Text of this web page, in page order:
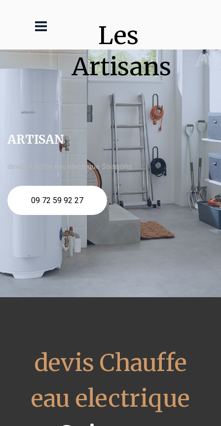
Les
Artisans
ARTISAN
devis Chauffe eau electrique Soissons
09 72 59 92 27
devis Chauffe
eau electrique